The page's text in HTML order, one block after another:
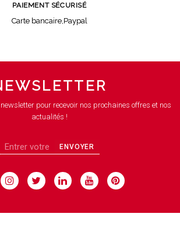
PAIEMENT SÉCURISÉ
Carte bancaire,Paypal
pour recevoir nos prochaines offres et nos
actualités !
ENVOYER